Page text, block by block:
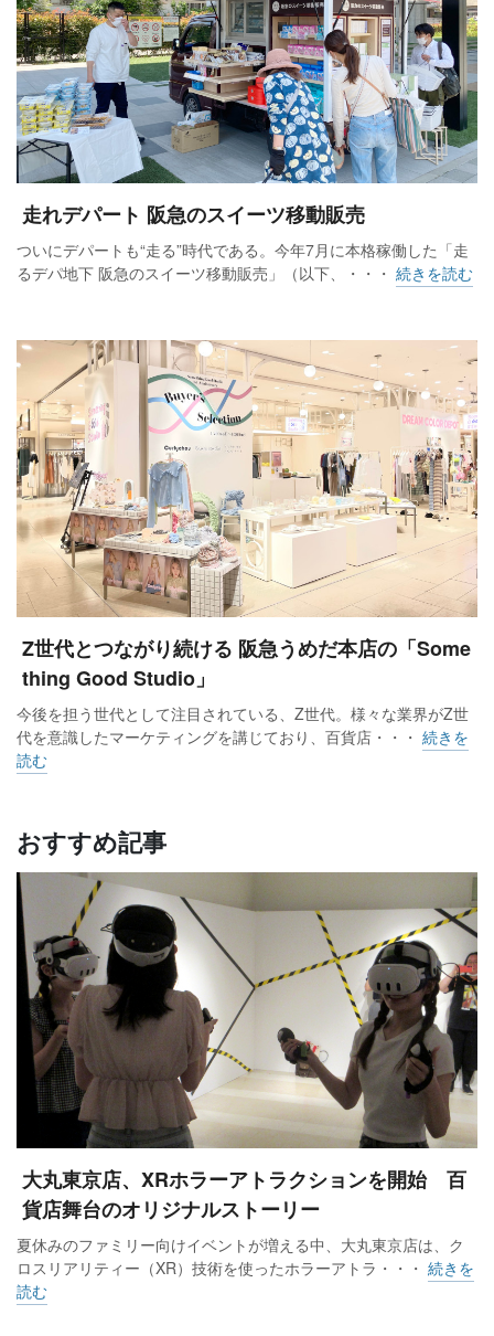
走れデパート 阪急のスイーツ移動販売
ついにデパートも“走る”時代である。今年7月に本格稼働した「走
るデパ地下 阪急のスイーツ移動販売」（以下、・・・ 続きを読む
Z世代とつながり続ける 阪急うめだ本店の「Some
thing Good Studio」
今後を担う世代として注目されている、Z世代。様々な業界がZ世
代を意識したマーケティングを講じており、百貨店・・・ 続きを
読む
おすすめ記事
大丸東京店、XRホラーアトラクションを開始 百
貨店舞台のオリジナルストーリー
夏休みのファミリー向けイベントが増える中、大丸東京店は、ク
ロスリアリティー（XR）技術を使ったホラーアトラ・・・ 続きを
読む